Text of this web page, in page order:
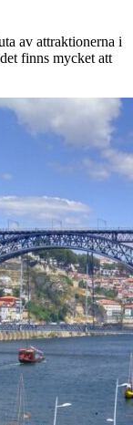
av attraktionerna i
finns mycket att